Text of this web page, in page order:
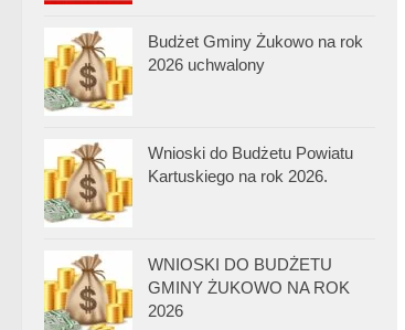
Budżet Gminy Żukowo na rok
2026 uchwalony
Wnioski do Budżetu Powiatu
Kartuskiego na rok 2026.
WNIOSKI DO BUDŻETU
GMINY ŻUKOWO NA ROK
2026